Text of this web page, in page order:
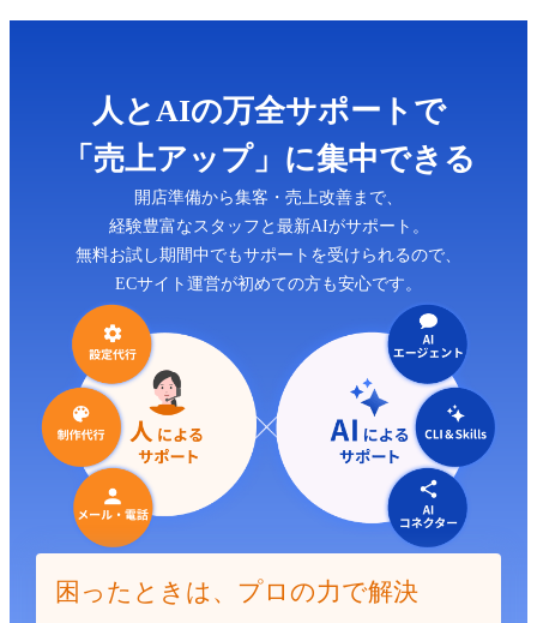
人とAIの万全サポートで
「売上アップ」に集中できる
開店準備から集客・売上改善まで、
経験豊富なスタッフと最新AIがサポート。
無料お試し期間中でもサポートを受けられるので、
ECサイト運営が初めての方も安心です。
困ったときは、プロの力で解決